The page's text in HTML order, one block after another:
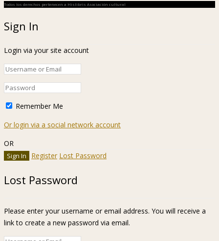
Todos los derechos pertenecen a Hislibris Asociación cultural
Sign In
Login via your site account
Remember Me
Or login via a social network account
OR
Register Lost Password
Lost Password
Please enter your username or email address. You will receive a
link to create a new password via email.